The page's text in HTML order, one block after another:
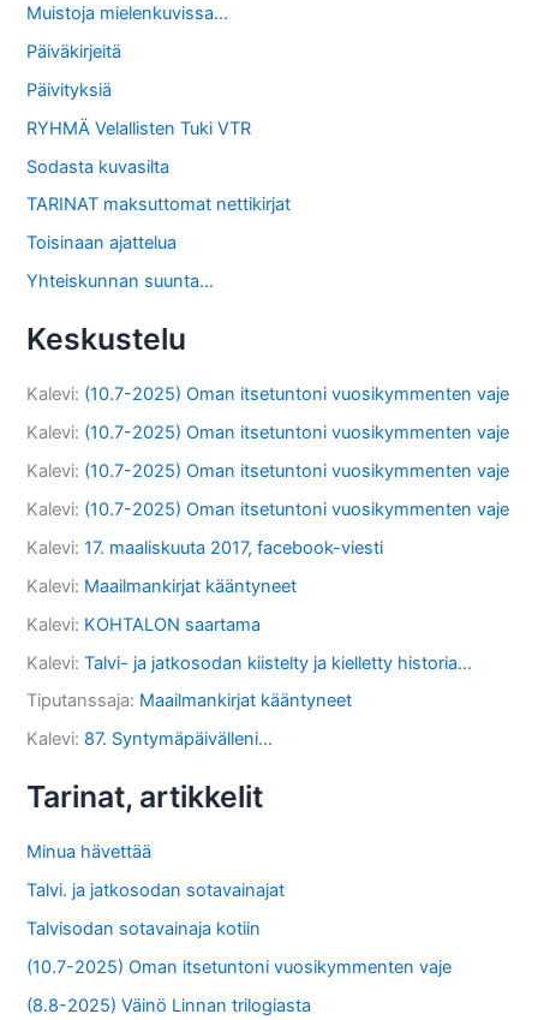
Muistoja mielenkuvissa…
Päiväkirjeitä
Päivityksiä
RYHMÄ Velallisten Tuki VTR
Sodasta kuvasilta
TARINAT maksuttomat nettikirjat
Toisinaan ajattelua
Yhteiskunnan suunta…
Keskustelu
Kalevi: (10.7-2025) Oman itsetuntoni vuosikymmenten vaje
Kalevi: (10.7-2025) Oman itsetuntoni vuosikymmenten vaje
Kalevi: (10.7-2025) Oman itsetuntoni vuosikymmenten vaje
Kalevi: (10.7-2025) Oman itsetuntoni vuosikymmenten vaje
Kalevi:17. maaliskuuta 2017, facebook-viesti
Kalevi: Maailmankirjat kääntyneet
Kalevi: KOHTALON saartama
Kalevi:Talvi- ja jatkosodan kiistelty ja kielletty historia…
Tiputanssaja: Maailmankirjat kääntyneet
Kalevi: 87. Syntymäpäivälleni…
Tarinat, artikkelit
Minua hävettää
Talvi. ja jatkosodan sotavainajat
Talvisodan sotavainaja kotiin
(10.7-2025) Oman itsetuntoni vuosikymmenten vaje
(8.8-2025) Väinö Linnan trilogiasta